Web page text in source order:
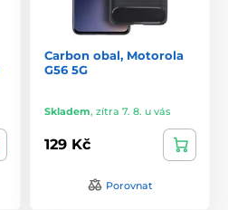
Carbon obal, Motorola
G56 5G
Skladem, zítra 7. 8. u vás
129 Kč
Porovnat